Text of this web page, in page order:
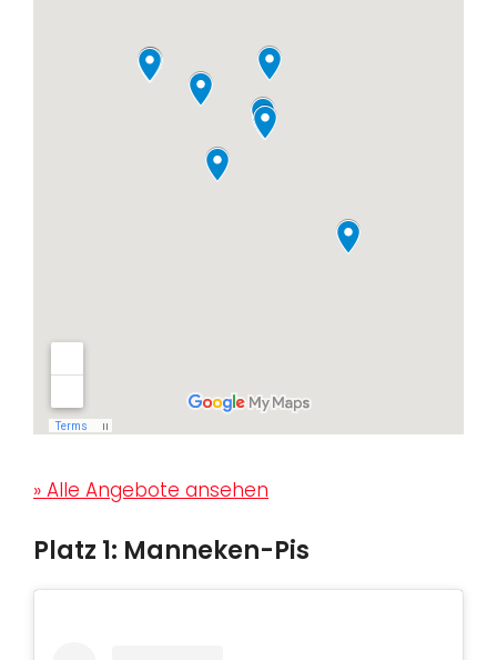
» Alle Angebote ansehen
Platz 1: Manneken-Pis